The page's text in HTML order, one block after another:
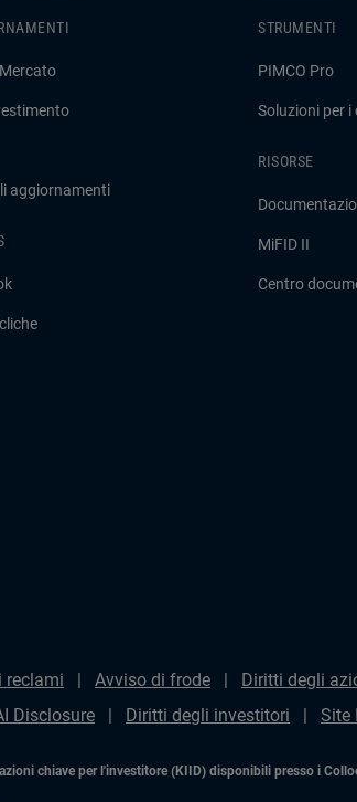
aggiornamenti
STRUMENTI
PIMCO Pro
Soluzioni per i
RISORSE
MiFID II
Centro
reclami Avviso di frode Diritti degli
Disclosure Diritti degli investitori Site
chiave per l'investitore (KIID) disponibili presso i